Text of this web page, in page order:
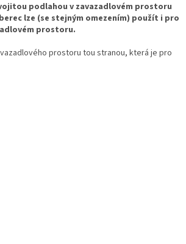
podlahou v zavazadlovém prostoru
lze (se stejným omezením) použít i pro
prostoru.
prostoru tou stranou, která je pro